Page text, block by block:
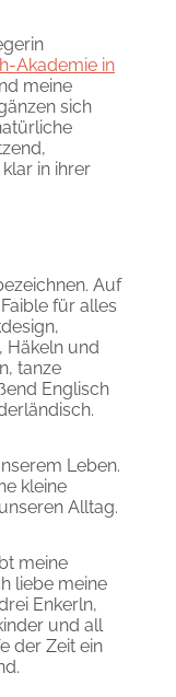
Akademie in
meine
sich
in ihrer
Auf
für alles
Häkeln und
tanze
Englisch
Leben.
kleine
Alltag.
meine
liebe meine
Enkerln,
und all
der Zeit ein